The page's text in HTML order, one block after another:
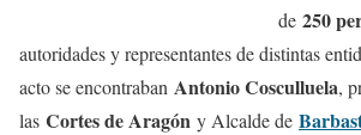
de 250
autoridades y representantes de distintas
acto se encontraban Antonio Cosculluela,
las Cortes de Aragón y Alcalde de